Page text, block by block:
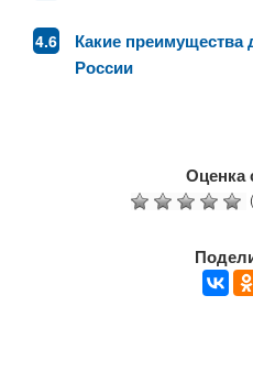
Какие преимущества
России
Оценка